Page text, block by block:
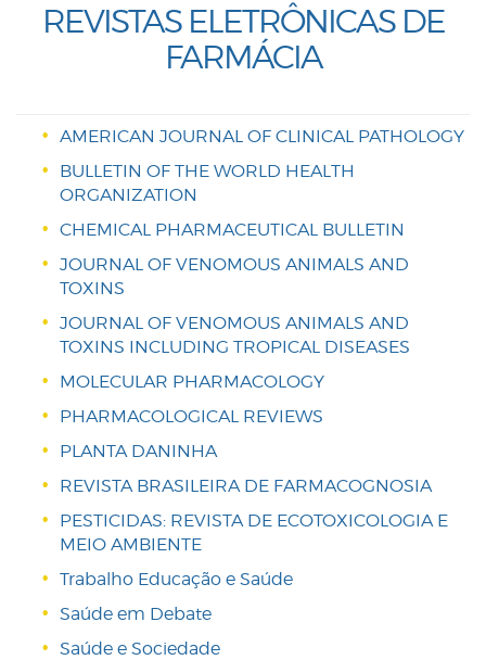
REVISTAS ELETRÔNICAS DE
FARMÁCIA
AMERICAN JOURNAL OF CLINICAL PATHOLOGY
BULLETIN OF THE WORLD HEALTH
ORGANIZATION
CHEMICAL PHARMACEUTICAL BULLETIN
JOURNAL OF VENOMOUS ANIMALS AND
TOXINS
JOURNAL OF VENOMOUS ANIMALS AND
TOXINS INCLUDING TROPICAL DISEASES
MOLECULAR PHARMACOLOGY
PHARMACOLOGICAL REVIEWS
PLANTA DANINHA
REVISTA BRASILEIRA DE FARMACOGNOSIA
PESTICIDAS: REVISTA DE ECOTOXICOLOGIA E
MEIO AMBIENTE
Trabalho Educação e Saúde
Saúde em Debate
Saúde e Sociedade